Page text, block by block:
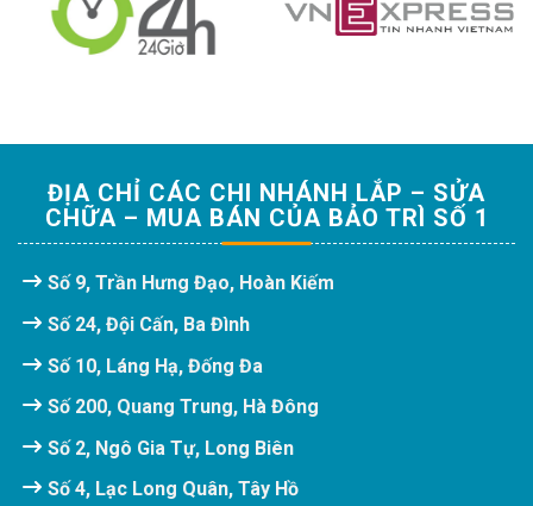
ĐỊA CHỈ CÁC CHI NHÁNH LẮP – SỬA
CHỮA – MUA BÁN CỦA BẢO TRÌ SỐ 1
Số 9, Trần Hưng Đạo, Hoàn Kiếm
Số 24, Đội Cấn, Ba Đình
Số 10, Láng Hạ, Đống Đa
Số 200, Quang Trung, Hà Đông
Số 2, Ngô Gia Tự, Long Biên
Số 4, Lạc Long Quân, Tây Hồ